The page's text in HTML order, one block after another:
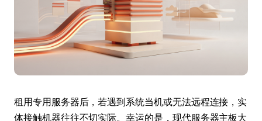
租用专用服务器后，若遇到系统当机或无法远程连接，实
体接触机器往往不切实际。幸运的是，现代服务器主板大